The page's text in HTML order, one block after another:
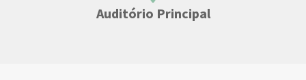
Auditório Principal